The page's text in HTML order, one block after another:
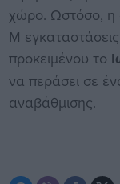
χώρο. Ωστόσο, η
Μ
προκειμένου το
να περάσει σε
αναβάθμισης.